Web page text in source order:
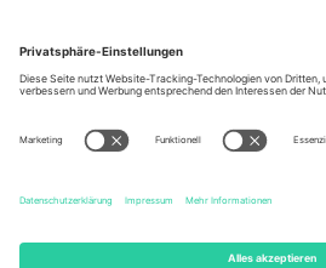
Mexico
Av Chapultepec 360, Roma
Norte, Cuauhtémoc, 06700
Ciudad de México, CDMX,
Mexico
Die juristische Person des
Informationen finden Sie auf der